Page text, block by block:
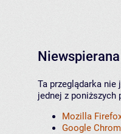
Ta przeglądarka nie
jednej z poniższych
Mozilla
Google